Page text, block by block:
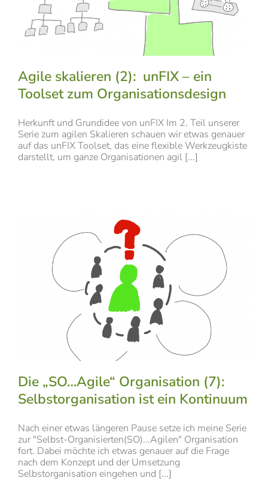
Agile skalieren (2): unFIX – ein
Toolset zum Organisationsdesign
Herkunft und Grundidee von unFIX Im 2. Teil unserer
Serie zum agilen Skalieren schauen wir etwas genauer
auf das unFIX Toolset, das eine flexible Werkzeugkiste
darstellt, um ganze Organisationen agil [...]
Die „SO…Agile“ Organisation (7):
Selbstorganisation ist ein Kontinuum
Nach einer etwas längeren Pause setze ich meine Serie
zur "Selbst-Organisierten(SO)...Agilen" Organisation
fort. Dabei möchte ich etwas genauer auf die Frage
nach dem Konzept und der Umsetzung
Selbstorganisation eingehen und [...]